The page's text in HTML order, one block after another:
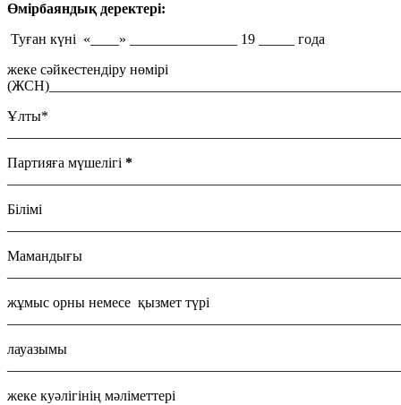
Өмірбаяндық деректері:
Туған күні «____» _______________ 19 _____ года
жеке сәйкестендіру нөмірі
Ұлты*
Партияға мүшелігі *
Білімі
Мамандығы
жұмыс орны немесе қызмет түрі
лауазымы
жеке куәлігінің мәліметтері